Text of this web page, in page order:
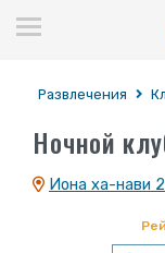
Развлечения
Ночной
Иона ха-нави